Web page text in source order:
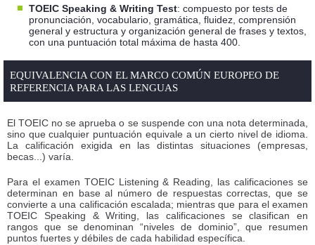
TOEIC Speaking & Writing Test: compuesto por tests de
pronunciación, vocabulario, gramática, fluidez, comprensión
general y estructura y organización general de frases y textos,
con una puntuación total máxima de hasta 400.
EQUIVALENCIA CON EL MARCO COMÚN EUROPEO DE
REFERENCIA PARA LAS LENGUAS
El TOEIC no se aprueba o se suspende con una nota determinada,
sino que cualquier puntuación equivale a un cierto nivel de idioma.
La calificación exigida en las distintas situaciones (empresas,
becas...) varía.
Para el examen TOEIC Listening & Reading, las calificaciones se
determinan en base al número de respuestas correctas, que se
convierte a una calificación escalada; mientras que para el examen
TOEIC Speaking & Writing, las calificaciones se clasifican en
rangos que se denominan “niveles de dominio”, que resumen
puntos fuertes y débiles de cada habilidad específica.